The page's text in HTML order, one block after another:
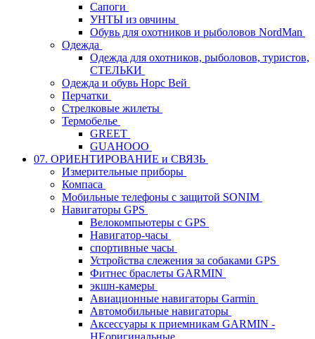
Сапоги
УНТЫ из овчины
Обувь для охотников и рыболовов NordMan
Одежда
Одежда для охотников, рыболовов, туристов,
СТЕЛЬКИ
Одежда и обувь Норс Вей
Перчатки
Стрелковые жилеты
Термобелье
GREET
GUAHOOO
07. ОРИЕНТИРОВАНИЕ и СВЯЗЬ
Измерительные приборы
Компаса
Мобильные телефоны с защитой SONIM
Навигаторы GPS
Велокомпьютеры с GPS
Навигатор-часы
спортивные часы
Устройства слежения за собаками GPS
Фитнес браслеты GARMIN
экшн-камеры
Авиационные навигаторы Garmin
Автомобильные навигаторы
Аксессуары к приемникам GARMIN -
НЕоригинальные